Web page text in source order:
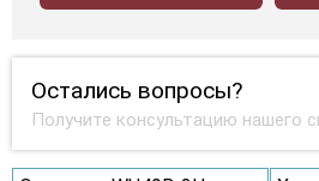
Остались вопросы?
Получите консультацию нашего